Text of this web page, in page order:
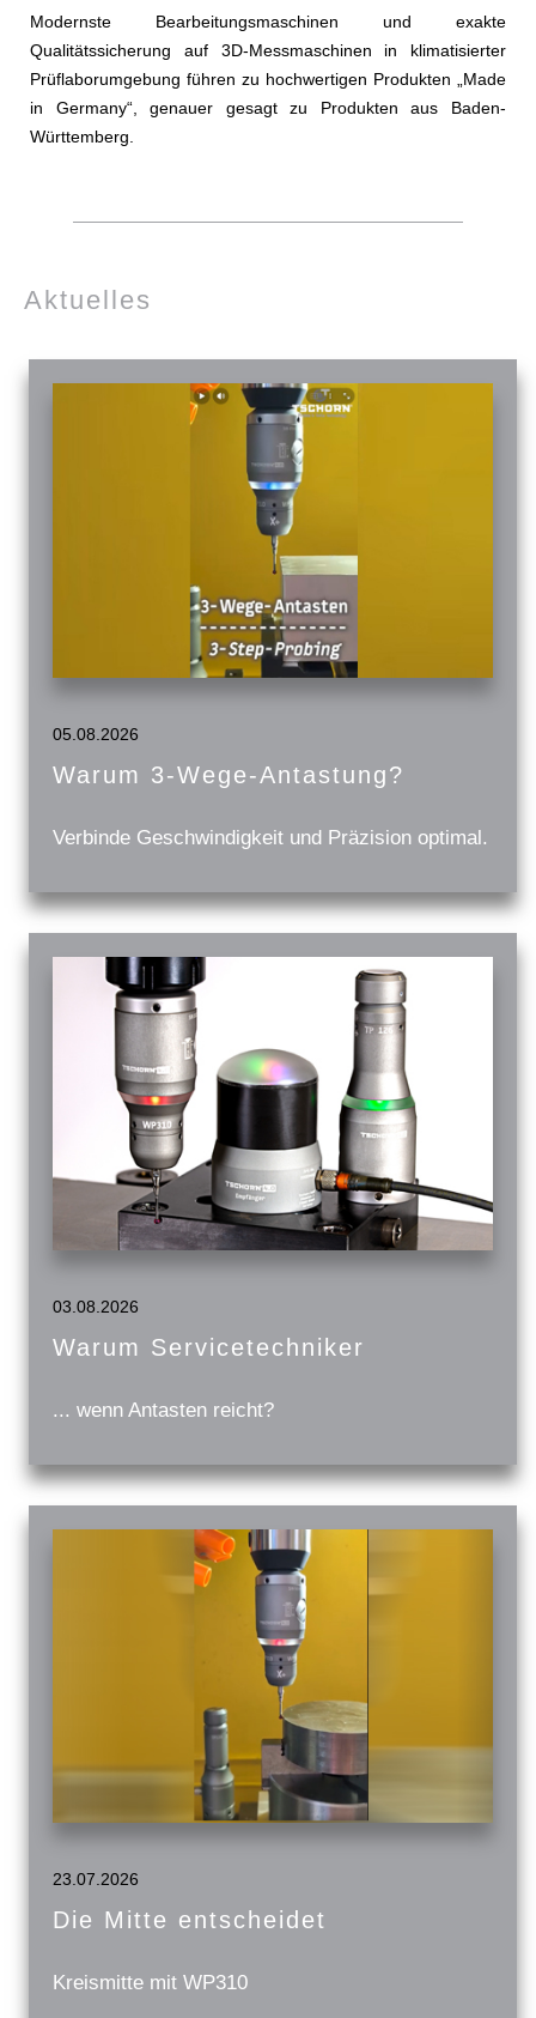
Modernste Bearbeitungsmaschinen und exakte
Qualitätssicherung auf 3D-Messmaschinen in klimatisierter
Prüflaborumgebung führen zu hochwertigen Produkten „Made
in Germany“, genauer gesagt zu Produkten aus Baden-
Württemberg.
Aktuelles
05.08.2026
Warum 3-Wege-Antastung?
Verbinde Geschwindigkeit und Präzision optimal.
03.08.2026
Warum Servicetechniker
... wenn Antasten reicht?
23.07.2026
Die Mitte entscheidet
Kreismitte mit WP310